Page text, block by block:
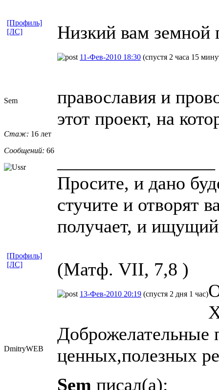
Низкий вам земной
[Профиль]
[ЛС]
Sem
Стаж: 16 лет
Сообщений: 66
11-Фев-2010 18:30 (спустя 2 часа 15
православия и
этот проект, на
Просите, и дано
стучите и отворят
получает, и
(Матф. VII, 7,8 )
[Профиль]
[ЛС]
DmitryWEB
13-Фев-2010 20:19 (спустя 2 дня 1 час)
Доброжелательные
ценных,полезных
Sem писал(а):